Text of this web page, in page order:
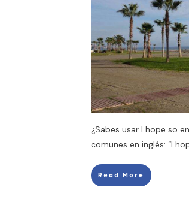
¿Sabes usar I hope so
comunes en inglés: “I
Read More